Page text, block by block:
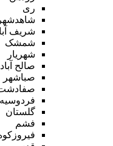
ری
شاهدشهر
شریف
شمشک
شهریار
صالح آباد
صباشهر
فردوسیه
گلستان
فشم